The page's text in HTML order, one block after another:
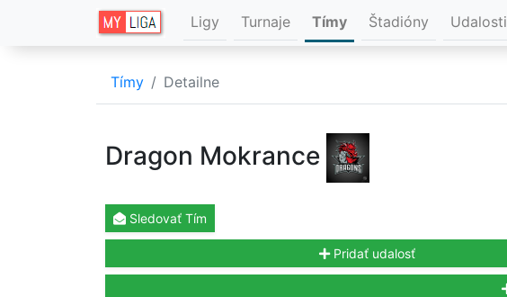
Ligy Turnaje Tímy Štadióny Udalosti
Tímy Detailne
Dragon Mokrance
Sledovať Tím
Pridať udalosť